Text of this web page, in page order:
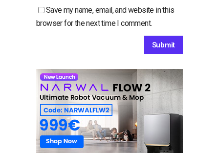
Save my name, email, and website in this
browser for the next time I comment.